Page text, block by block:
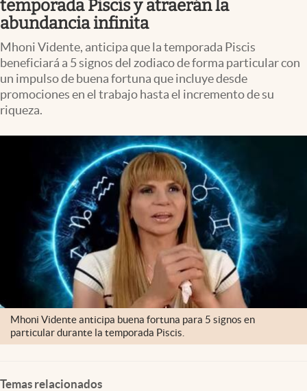
Vida y estilo
Clima
Espiritualidad
Mediakit
abre en nueva pestaña
temporada Piscis y atraerán la
abundancia infinita
Mhoni Vidente, anticipa que la temporada Piscis
beneficiará a 5 signos del zodiaco de forma particular con
un impulso de buena fortuna que incluye desde
promociones en el trabajo hasta el incremento de su
riqueza.
Mhoni Vidente anticipa buena fortuna para 5 signos en
particular durante la temporada Piscis.
Temas relacionados